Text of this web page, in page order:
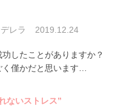
レラ 2019.12.24
したことがありますか？
僅かだと思います…
ないストレス”